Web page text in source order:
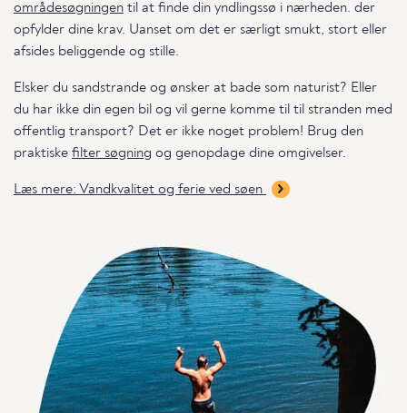
områdesøgningen til at finde din yndlingssø i nærheden. der
opfylder dine krav. Uanset om det er særligt smukt, stort eller
afsides beliggende og stille.
Elsker du sandstrande og ønsker at bade som naturist? Eller
du har ikke din egen bil og vil gerne komme til til stranden med
offentlig transport? Det er ikke noget problem! Brug den
praktiske filter søgning og genopdage dine omgivelser.
Læs mere: Vandkvalitet og ferie ved søen